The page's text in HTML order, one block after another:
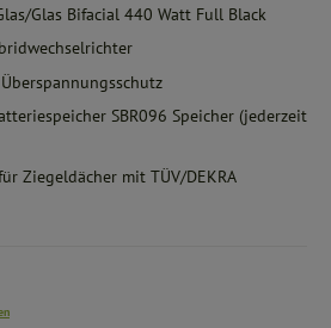
Glas Bifacial 440 Watt Full Black
Überspannungsschutz
SBR096 Speicher (jederzeit
Ziegeldächer mit TÜV/DEKRA